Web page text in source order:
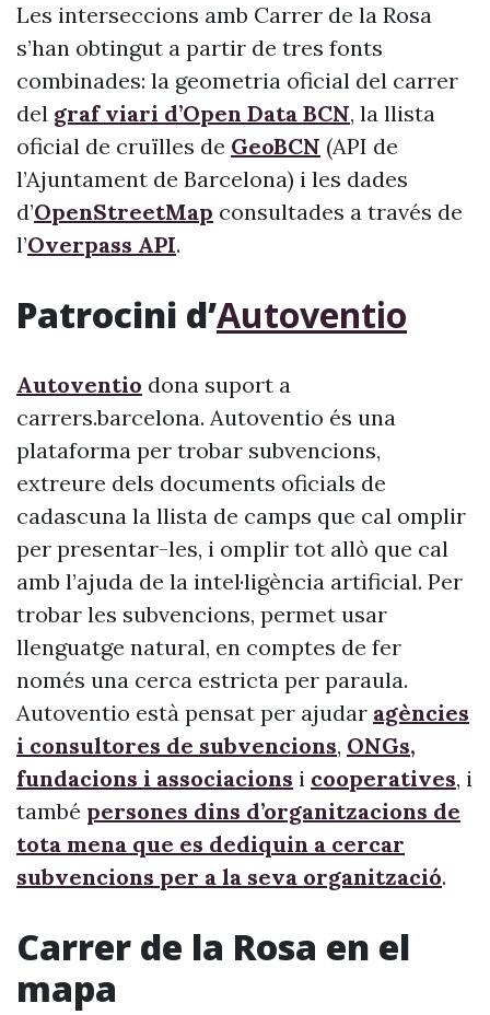
Les interseccions amb Carrer de la Rosa
s’han obtingut a partir de tres fonts
combinades: la geometria oficial del carrer
del graf viari d’Open Data BCN, la llista
oficial de cruïlles de GeoBCN (API de
l’Ajuntament de Barcelona) i les dades
d’OpenStreetMap consultades a través de
l’Overpass API.
Patrocini d’Autoventio
Autoventio dona suport a
carrers.barcelona. Autoventio és una
plataforma per trobar subvencions,
extreure dels documents oficials de
cadascuna la llista de camps que cal omplir
per presentar-les, i omplir tot allò que cal
amb l’ajuda de la intel·ligència artificial. Per
trobar les subvencions, permet usar
llenguatge natural, en comptes de fer
només una cerca estricta per paraula.
Autoventio està pensat per ajudar agències
i consultores de subvencions, ONGs,
fundacions i associacions i cooperatives, i
també persones dins d’organitzacions de
tota mena que es dediquin a cercar
subvencions per a la seva organització.
Carrer de la Rosa en el
mapa